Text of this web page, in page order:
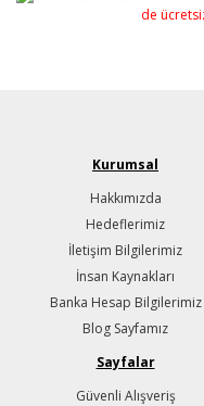
Kurumsal
Hakkımızda
Hedeflerimiz
İletişim Bilgilerimiz
İnsan Kaynakları
Banka Hesap Bilgilerimiz
Blog Sayfamız
Sayfalar
Güvenli Alışveriş